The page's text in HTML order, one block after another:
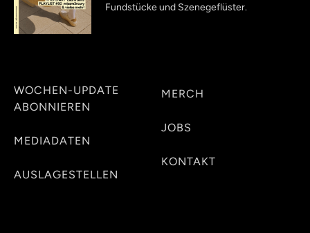
Fundstücke und Szenegeflüster.
WOCHEN-UPDATE
ABONNIEREN
MEDIADATEN
AUSLAGESTELLEN
MERCH
JOBS
KONTAKT